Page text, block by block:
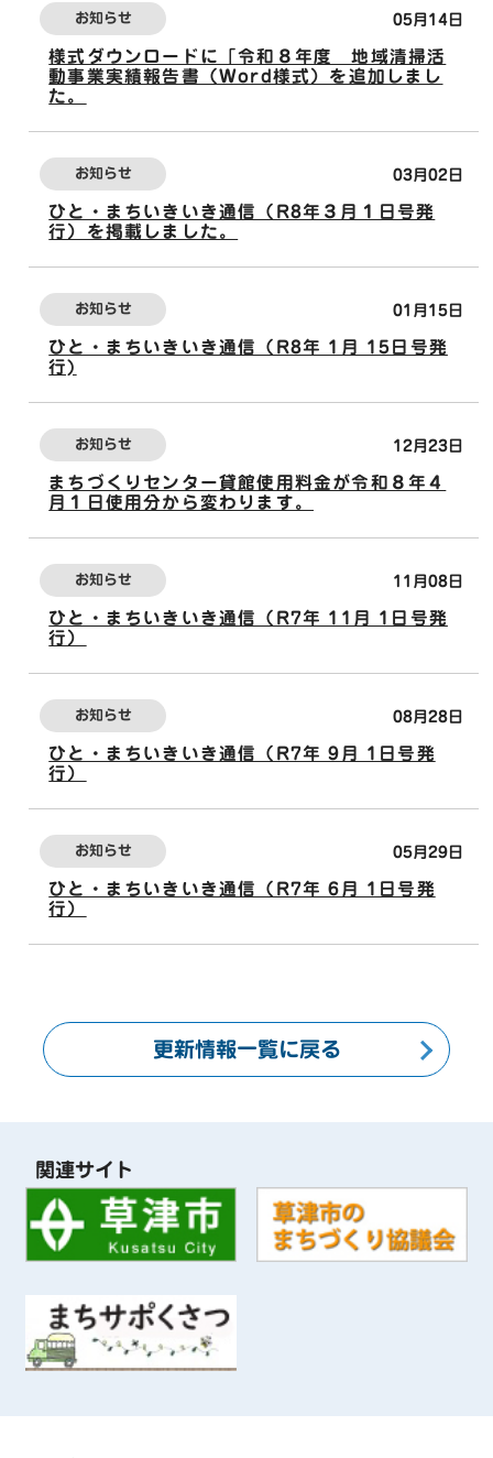
05月14日
お知らせ
様式ダウンロードに「令和８年度 地域清掃活
動事業実績報告書（Word様式）を追加しまし
た。
03月02日
お知らせ
ひと・まちいきいき通信（R8年３月１日号発
行）を掲載しました。
01月15日
お知らせ
ひと・まちいきいき通信（R8年 1月 15日号発
行)
12月23日
お知らせ
まちづくりセンター貸館使用料金が令和８年４
月１日使用分から変わります。
11月08日
お知らせ
ひと・まちいきいき通信（R7年 11月 1日号発
行）
08月28日
お知らせ
ひと・まちいきいき通信（R7年 9月 1日号発
行）
05月29日
お知らせ
ひと・まちいきいき通信（R7年 6月 1日号発
行）
更新情報一覧に戻る
関連サイト